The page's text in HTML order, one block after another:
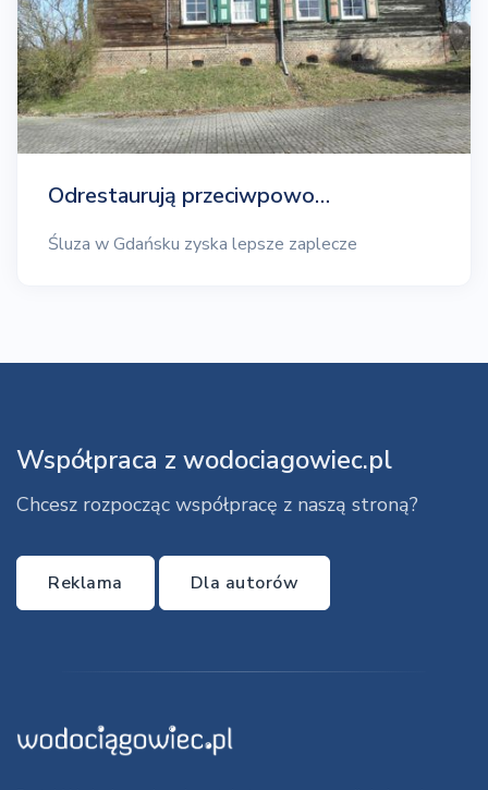
Odrestaurują przeciwpowo…
Śluza w Gdańsku zyska lepsze zaplecze
Współpraca z wodociagowiec.pl
Chcesz rozpocząc współpracę z naszą stroną?
Reklama Dla autorów